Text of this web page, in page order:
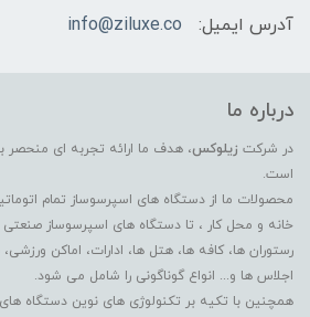
آدرس ایمیل:
info@ziluxe.co
درباره ما
در شرکت زیلوکس، هدف ما ارائه تجربه ای منحصر
است.
محصولات ما از دستگاه های اسپرسوساز تمام
خانه و محل کار ، تا دستگاه های اسپرسوساز صنعتی
رستوران ها، کافه ها، هتل ها، ادارات، اماکن
اجلاس ها و... انواع گوناگونی را شامل می شود.
همچنین با تکیه بر تکنولوژی های نوین دستگاه